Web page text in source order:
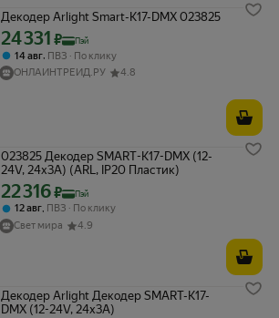
Декодер Arlight Smart-K17-DMX 023825
Цена с картой Яндекс Пэй 24331 ₽ вместо
24 331 ₽ Пэй
14 авг, ПВЗ
По клику
ОНЛАЙНТРЕЙД.РУ
4.8
023825 Декодер SMART-K17-DMX (12-
24V, 24x3A) (ARL, IP20 Пластик)
Цена с картой Яндекс Пэй 22316 ₽ вместо
22 316₽ Пэй
12 авг, ПВЗ
По клику
Свет мира
4.9
Декодер Arlight Декодер SMART-K17-
DMX (12-24V, 24x3A)